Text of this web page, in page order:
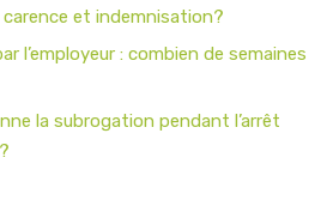
carence et indemnisation?
l’employeur : combien de semaines
la subrogation pendant l’arrêt